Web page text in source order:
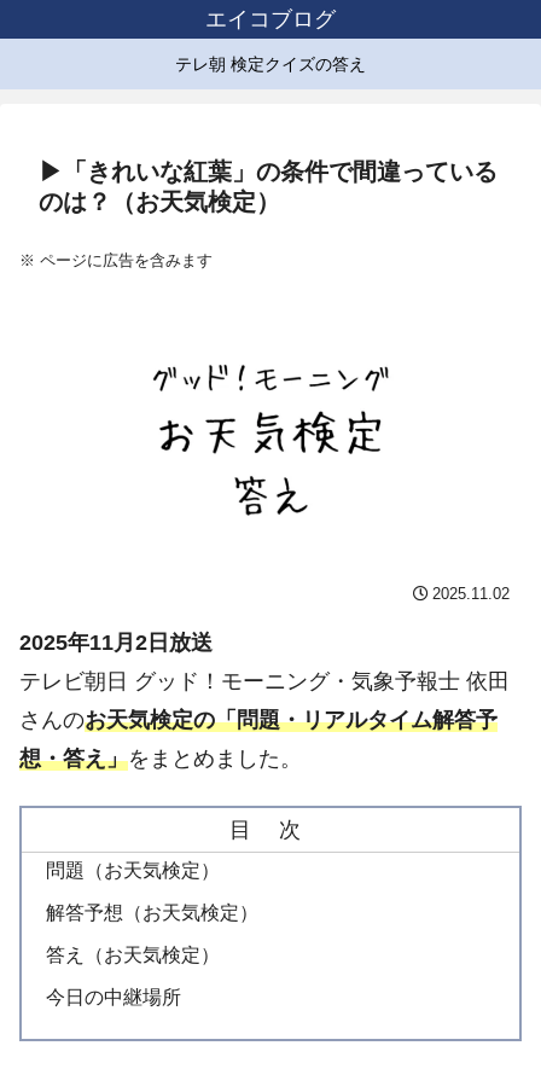
エイコブログ
テレ朝 検定クイズの答え
▶「きれいな紅葉」の条件で間違っている
のは？（お天気検定）
※ ページに広告を含みます
2025.11.02
2025年11月2日放送
テレビ朝日 グッド！モーニング・気象予報士 依田
さんのお天気検定の「問題・リアルタイム解答予
想・答え」をまとめました。
目 次
問題（お天気検定）
解答予想（お天気検定）
答え（お天気検定）
今日の中継場所